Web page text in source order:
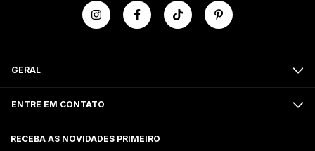
GERAL
ENTRE EM CONTATO
RECEBA AS NOVIDADES PRIMEIRO